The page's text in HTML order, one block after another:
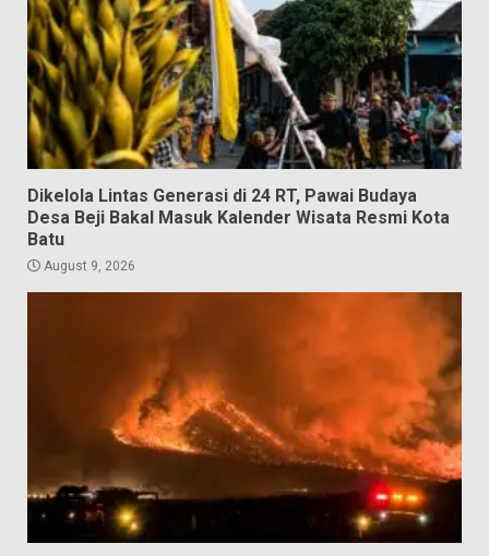
Dikelola Lintas Generasi di 24 RT, Pawai Budaya
Desa Beji Bakal Masuk Kalender Wisata Resmi Kota
Batu
August 9, 2026